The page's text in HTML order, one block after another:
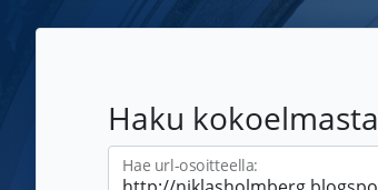
Haku kokoelmasta
Hae url-osoitteella: